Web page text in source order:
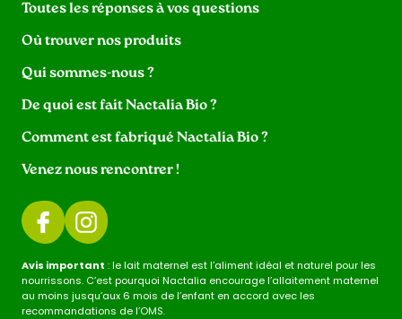
Toutes les réponses à vos questions
Où trouver nos produits
Qui sommes-nous ?
De quoi est fait Nactalia Bio ?
Comment est fabriqué Nactalia Bio ?
Venez nous rencontrer !
Avis important : le lait maternel est l’aliment idéal et naturel pour les
nourrissons. C’est pourquoi Nactalia encourage l’allaitement maternel
au moins jusqu’aux 6 mois de l’enfant en accord avec les
recommandations de l’OMS.